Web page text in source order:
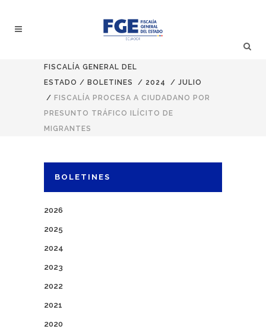
FISCALÍA GENERAL DEL
ESTADO / BOLETINES / 2024 / JULIO
/ FISCALÍA PROCESA A CIUDADANO POR
PRESUNTO TRÁFICO ILÍCITO DE
MIGRANTES
BOLETINES
2026
2025
2024
2023
2022
2021
2020